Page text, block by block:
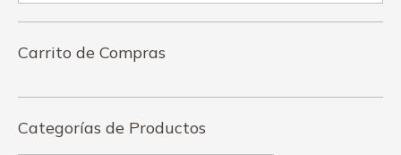
Carrito de Compras
Categorías de Productos